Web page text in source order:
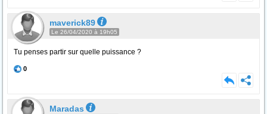
maverick89
Le 26/04/2020 à 19h05
Tu penses partir sur quelle puissance ?
0
Maradas